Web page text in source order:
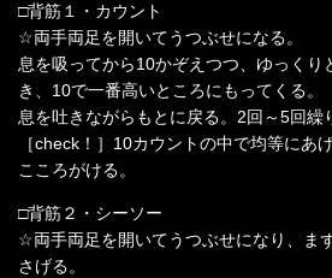
□背筋１・カウント
☆両手両足を開いてうつぶせになる。
息を吸ってから10かぞえつつ、ゆっくり
き、10で一番高いところにもってくる。
息を吐きながらもとに戻る。2回～5回繰
［check！］10カウントの中で均等にあ
こころがける。
□背筋２・シーソー
☆両手両足を開いてうつぶせになり、ま
さげる。